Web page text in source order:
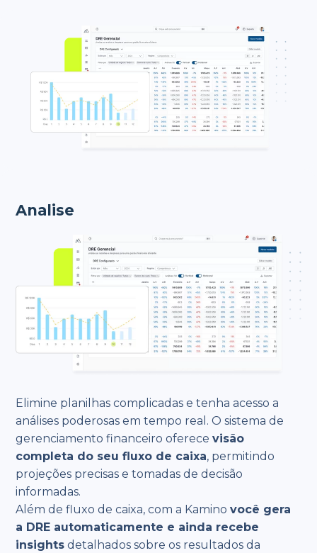
Analise
Elimine planilhas complicadas e tenha acesso a
análises poderosas em tempo real. O sistema de
gerenciamento financeiro oferecevisão
completa do seu fluxo de caixa, permitindo
projeções precisas e tomadas de decisão
informadas.
Além de fluxo de caixa, com a Kaminovocê gera
a DRE automaticamente e ainda recebe
insights detalhados sobre os resultados da